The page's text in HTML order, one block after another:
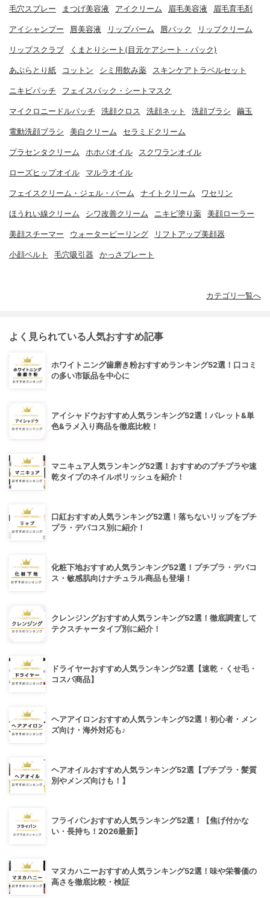
毛穴スプレー まつげ美容液 アイクリーム 眉毛美容液 眉毛育毛剤
アイシャンプー 唇美容液 リップバーム 唇パック リップクリーム
リップスクラブ くまとりシート(目元ケアシート・パック)
あぶらとり紙 コットン シミ用飲み薬 スキンケアトラベルセット
ニキビパッチ フェイスパック・シートマスク
マイクロニードルパッチ 洗顔クロス 洗顔ネット 洗顔ブラシ 繭玉
電動洗顔ブラシ 美白クリーム セラミドクリーム
プラセンタクリーム ホホバオイル スクワランオイル
ローズヒップオイル マルラオイル
フェイスクリーム・ジェル・バーム ナイトクリーム ワセリン
ほうれい線クリーム シワ改善クリーム ニキビ塗り薬 美顔ローラー
美顔スチーマー ウォーターピーリング リフトアップ美顔器
小顔ベルト 毛穴吸引器 かっさプレート
カテゴリ一覧へ
よく見られている人気おすすめ記事
ホワイトニング歯磨き粉おすすめランキング52選！口コミ
の多い市販品を中心に
アイシャドウおすすめ人気ランキング52選！パレット&単
色&ラメ入り商品を徹底比較！
マニキュア人気ランキング52選！おすすめのプチプラや速
乾タイプのネイルポリッシュを紹介！
口紅おすすめ人気ランキング52選！落ちないリップをプチ
プラ・デパコス別に紹介！
化粧下地おすすめ人気ランキング52選！プチプラ・デパコ
ス・敏感肌向けナチュラル商品も登場！
クレンジングおすすめ人気ランキング52選！徹底調査して
テクスチャータイプ別に紹介！
ドライヤーおすすめ人気ランキング52選【速乾・くせ毛・
コスパ商品】
ヘアアイロンおすすめ人気ランキング52選！初心者・メン
ズ向け・海外対応も♪
ヘアオイルおすすめ人気ランキング52選【プチプラ・髪質
別やメンズ向けも！】
フライパンおすすめ人気ランキング52選！【焦げ付かな
い・長持ち！2026最新】
マヌカハニーおすすめ人気ランキング52選！味や栄養価の
高さを徹底比較・検証